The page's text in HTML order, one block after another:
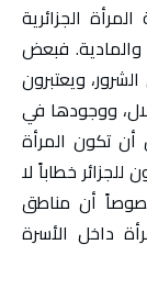
الجزائرية
والمادية. فبعض
ويعتبرون
ووجودها في
أن تكون المرأة
خطاباً لا
خصوصاً أن مناطق
داخل الأسرة